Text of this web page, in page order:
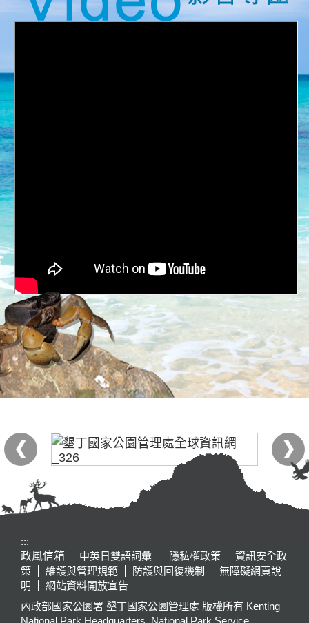
:::
政風信箱
中英日雙語詞彙 隱私權政策
資訊安全政
策
維護與管理規範 防護與回復機制
無障礙網頁說
明
網站資料開放宣告
內政部國家公園署 墾丁國家公園管理處 版權所有 Kenting
National Park Headquarters, National Park Service,